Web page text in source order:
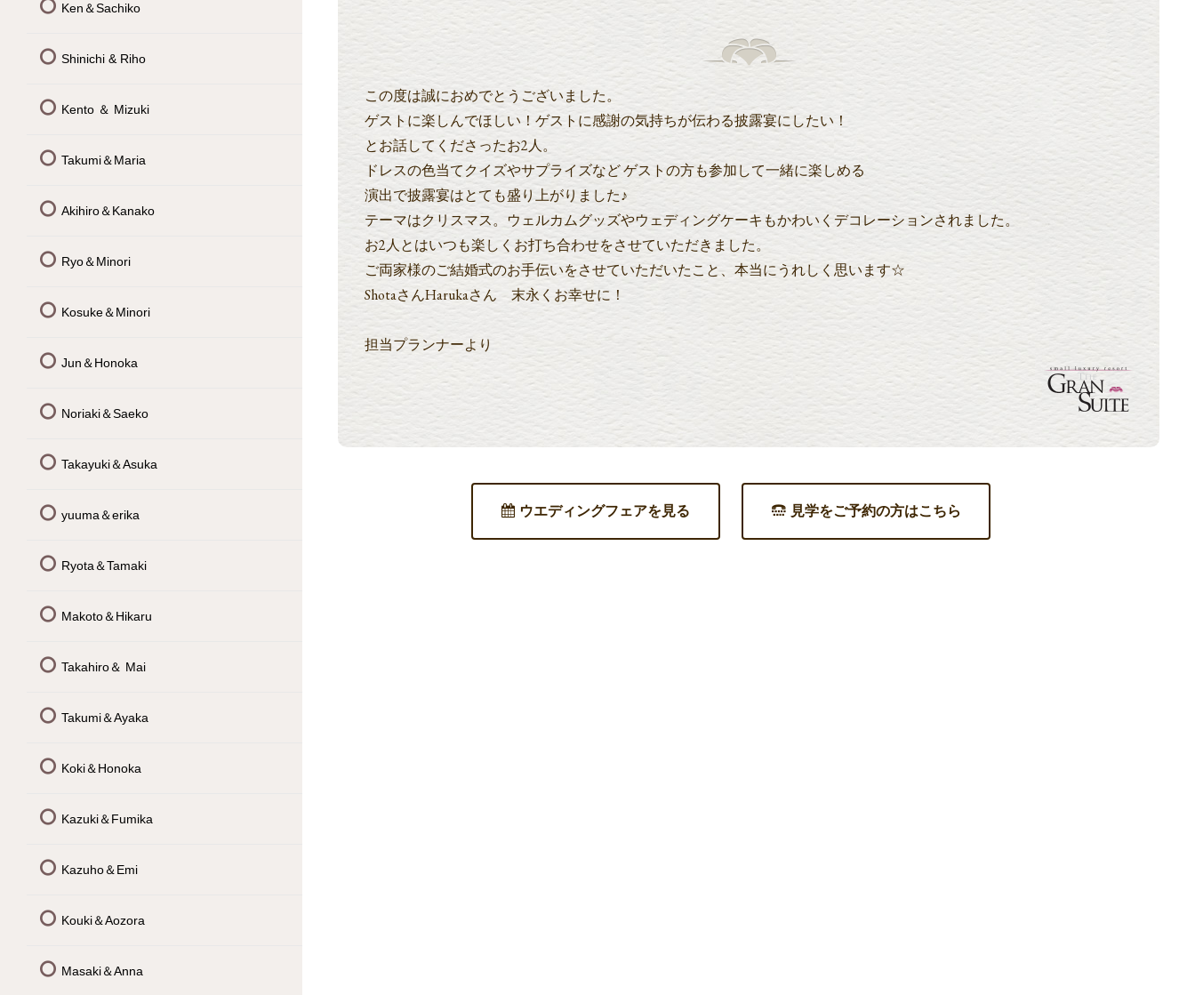
この度は誠におめでとうございました。
ゲストに楽しんでほしい！ゲストに感謝の気持ちが伝わる披露宴にしたい！
とお話してくださったお2人。
ドレスの色当てクイズやサプライズなど ゲストの方も参加して一緒に楽しめる
演出で披露宴はとても盛り上がりました♪
テーマはクリスマス。ウェルカムグッズやウェディングケーキもかわいくデコレーションされました。
お2人とはいつも楽しくお打ち合わせをさせていただきました。
ご両家様のご結婚式のお手伝いをさせていただいたこと、本当にうれしく思います☆
ShotaさんHarukaさん 末永くお幸せに！
担当プランナーより
ウエディングフェアを見る 見学をご予約の方はこちら
Ken＆Sachiko
Shinichi & Riho
Kento ＆ Mizuki
Takumi＆Maria
Akihiro＆Kanako
Ryo＆Minori
Kosuke＆Minori
Jun＆Honoka
Noriaki＆Saeko
Takayuki＆Asuka
yuuma＆erika
Ryota＆Tamaki
Makoto＆Hikaru
Takahiro＆ Mai
Takumi＆Ayaka
Koki＆Honoka
Kazuki＆Fumika
Kazuho＆Emi
Kouki＆Aozora
Masaki＆Anna